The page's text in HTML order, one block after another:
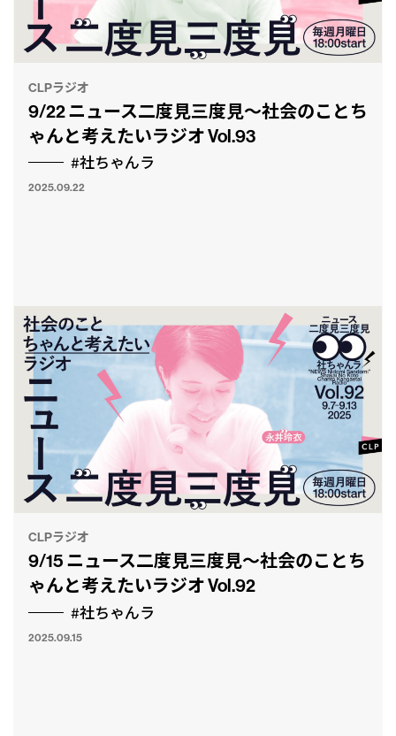
CLPラジオ
9/22 ニュース二度見三度見〜社会のことち
ゃんと考えたいラジオ Vol.93
#社ちゃんラ
2025.09.22
CLPラジオ
9/15 ニュース二度見三度見〜社会のことち
ゃんと考えたいラジオ Vol.92
#社ちゃんラ
2025.09.15